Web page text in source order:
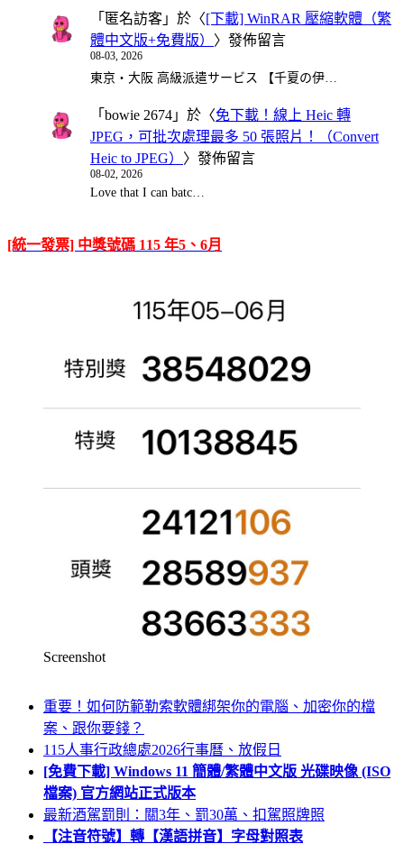
「 匿名訪客 」於〈[下載] WinRAR 壓縮軟體（繁
體中文版+免費版） 〉發佈留言
08-03, 2026
東京・大阪 高級派遣サービス 【千夏の伊…
「 bowie 2674 」於〈免下載！線上 Heic 轉
JPEG，可批次處理最多 50 張照片！（Convert
Heic to JPEG） 〉發佈留言
08-02, 2026
Love that I can batc…
[統一發票] 中獎號碼 115 年5、6月
Screenshot
重要！如何防範勒索軟體綁架你的電腦、加密你的檔
案、跟你要錢？
115人事行政總處2026行事曆、放假日
[免費下載] Windows 11 簡體/繁體中文版 光碟映像 (ISO
檔案) 官方網站正式版本
最新酒駕罰則：關3年、罰30萬、扣駕照牌照
【注音符號】轉【漢語拼音】字母對照表